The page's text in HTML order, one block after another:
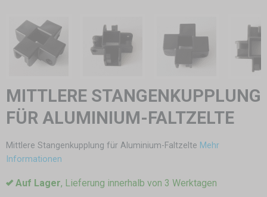
MITTLERE STANGENKUPPLUNG
FÜR ALUMINIUM-FALTZELTE
Mittlere Stangenkupplung für Aluminium-Faltzelte Mehr
Informationen
Auf Lager, Lieferung innerhalb von 3 Werktagen